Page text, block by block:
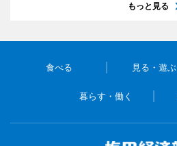
もっと見る
食べる 見る・遊ぶ
暮らす・働く